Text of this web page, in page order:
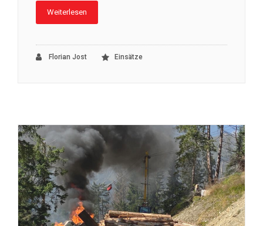
Weiterlesen
Florian Jost Einsätze